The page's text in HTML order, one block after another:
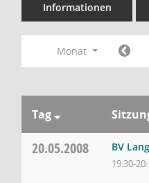
Informationen
Monat
Tag
20.05.2008 BV
19:30-